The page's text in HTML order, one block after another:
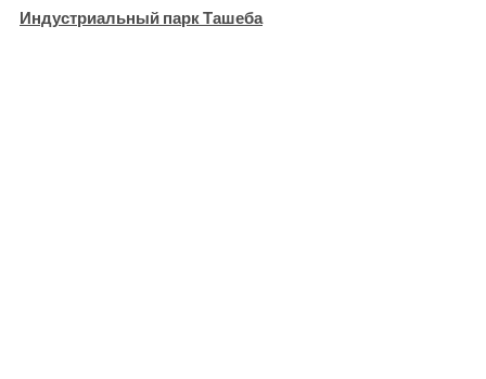
Индустриальный парк Ташеба